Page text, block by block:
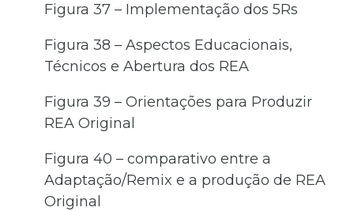
Figura 37 – Implementação dos 5Rs
Figura 38 – Aspectos Educacionais,
Técnicos e Abertura dos REA
Figura 39 – Orientações para Produzir
REA Original
Figura 40 – comparativo entre a
Adaptação/Remix e a produção de REA
Original